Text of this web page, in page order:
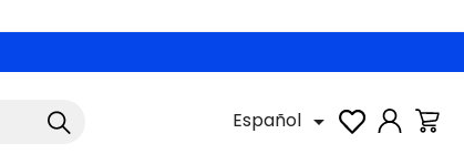
Español 